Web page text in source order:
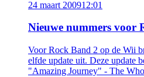
24 maart 200912:01
Nieuwe nummers voor
Voor Rock Band 2 op de Wii
elfde update uit. Deze update
"Amazing Journey" - The